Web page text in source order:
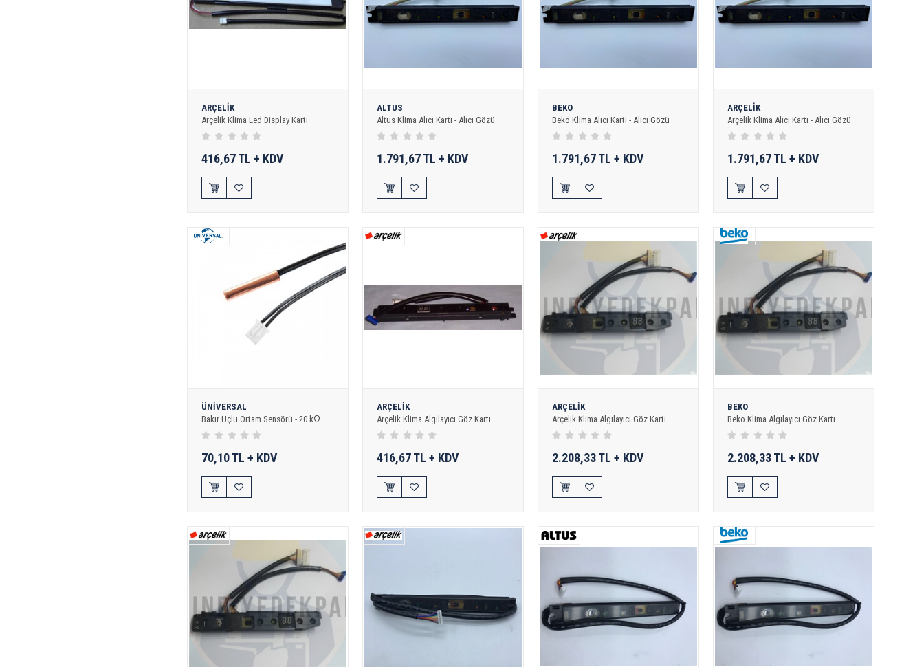
ARÇELİK
Arçelik Klima Led Display Kartı
416,67 TL + KDV
ALTUS
Altus Klima Alıcı Kartı - Alıcı Gözü
1.791,67 TL + KDV
BEKO
Beko Klima Alıcı Kartı - Alıcı Gözü
1.791,67 TL + KDV
ARÇELİK
Arçelik Klima Alıcı Kartı - Alıcı Gözü
1.791,67 TL + KDV
ÜNİVERSAL
Bakır Uçlu Ortam Sensörü - 20 kΩ
70,10 TL + KDV
ARÇELİK
Arçelik Klima Algılayıcı Göz Kartı
416,67 TL + KDV
ARÇELİK
Arçelik Klima Algılayıcı Göz Kartı
2.208,33 TL + KDV
BEKO
Beko Klima Algılayıcı Göz Kartı
2.208,33 TL + KDV